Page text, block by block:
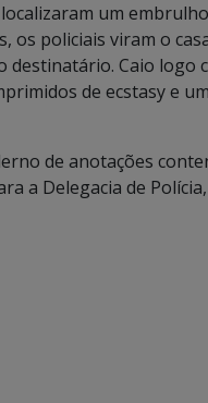
um
os policiais viram o
destinatário. Caio logo
de ecstasy e
de anotações
a Delegacia de